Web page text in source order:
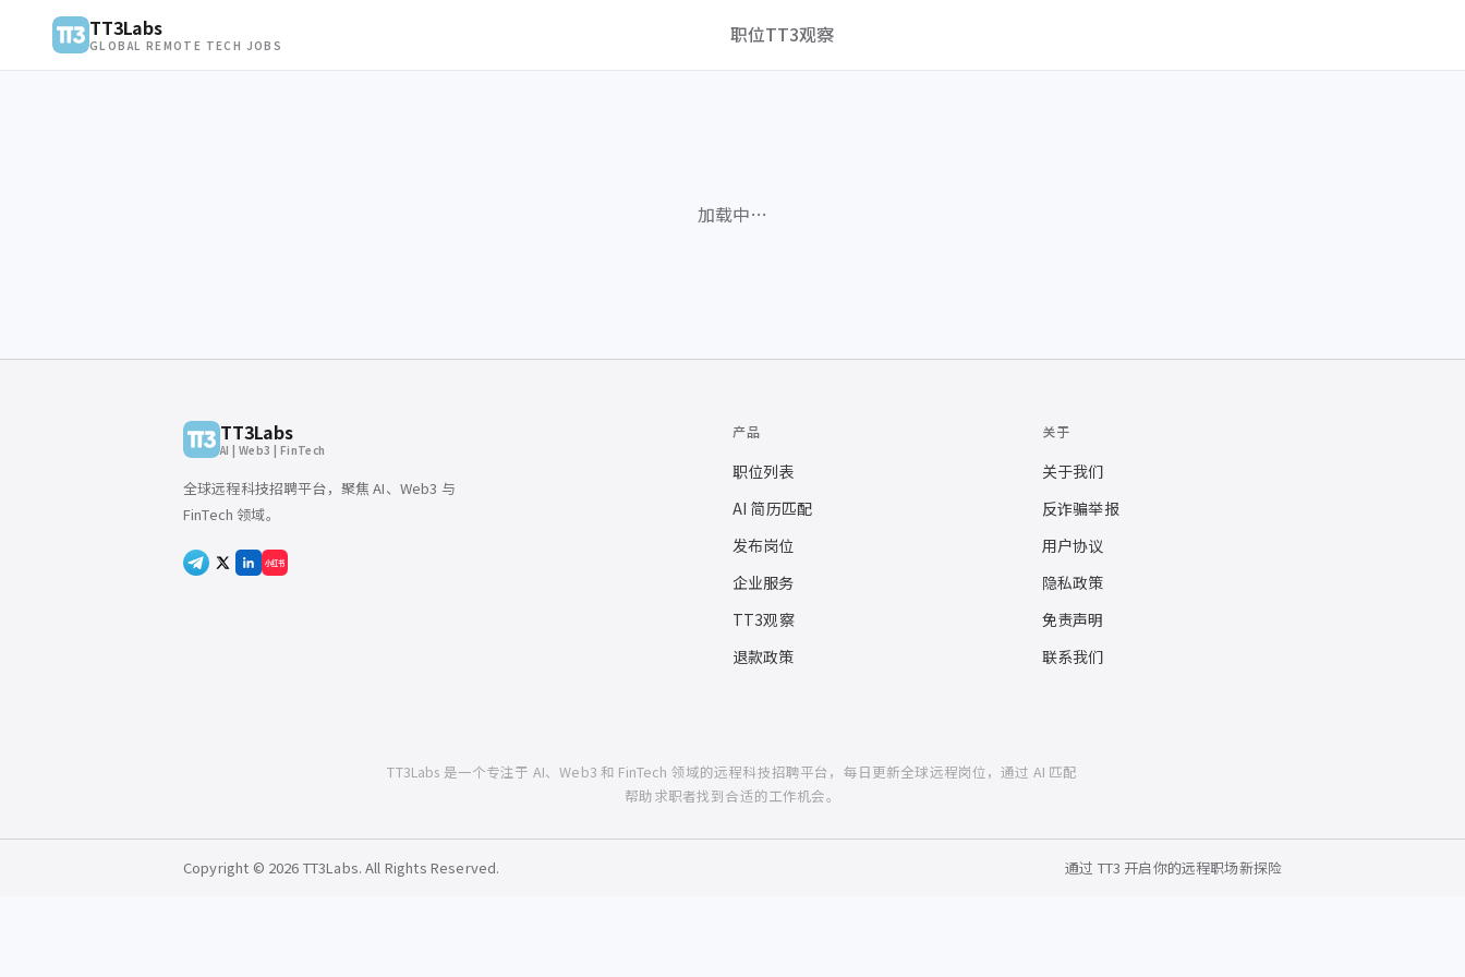
TT3Labs
GLOBAL REMOTE TECH JOBS 职位TT3观察
加载中…
TT3Labs
AI | Web3 | FinTech
全球远程科技招聘平台，聚焦 AI、Web3 与
FinTech 领域。
小红书
产品
职位列表
AI 简历匹配
发布岗位
企业服务
TT3观察
退款政策
关于
关于我们
反诈骗举报
用户协议
隐私政策
免责声明
联系我们
TT3Labs 是一个专注于 AI、Web3 和 FinTech 领域的远程科技招聘平台，每日更新全球远程岗位，通过 AI 匹配
帮助求职者找到合适的工作机会。
Copyright © 2026 TT3Labs. All Rights Reserved. 通过 TT3 开启你的远程职场新探险